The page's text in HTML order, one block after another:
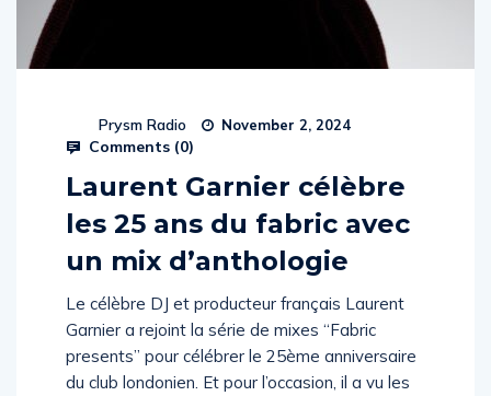
Prysm Radio November 2, 2024
Comments (0)
Laurent Garnier célèbre
les 25 ans du fabric avec
un mix d’anthologie
Le célèbre DJ et producteur français Laurent
Garnier a rejoint la série de mixes “Fabric
presents” pour célébrer le 25ème anniversaire
du club londonien. Et pour l’occasion, il a vu les